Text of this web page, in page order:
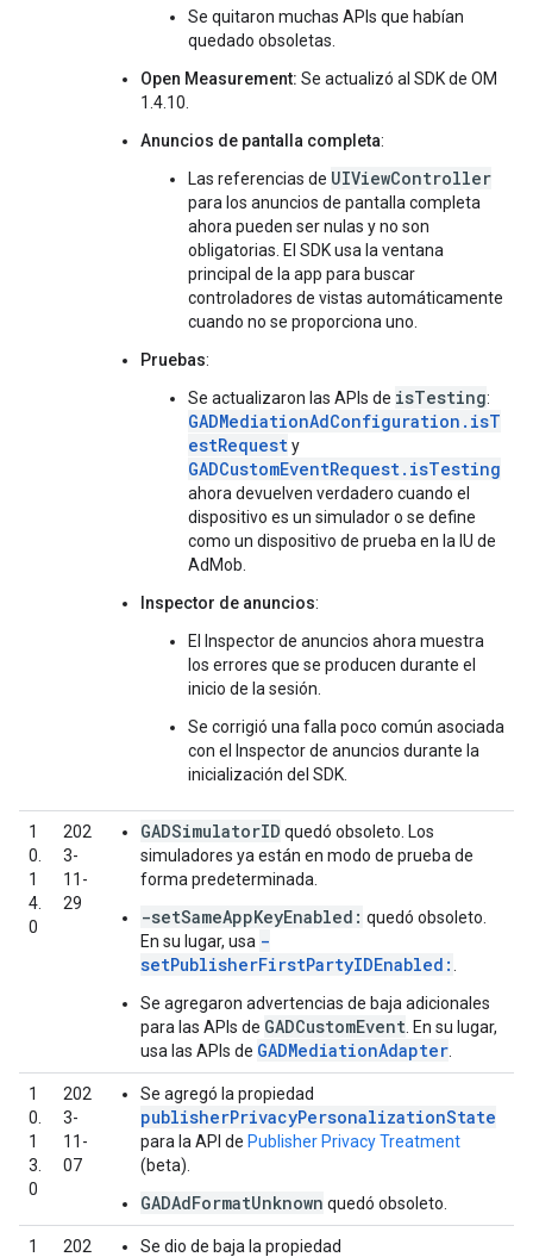
Se quitaron muchas APIs que habían
quedado obsoletas.
Open Measurement: Se actualizó al SDK de OM
1.4.10.
Anuncios de pantalla completa:
Las referencias de UIViewController
para los anuncios de pantalla completa
ahora pueden ser nulas y no son
obligatorias. El SDK usa la ventana
principal de la app para buscar
controladores de vistas automáticamente
cuando no se proporciona uno.
Pruebas:
Se actualizaron las APIs de isTesting:
GADMediationAdConfiguration.isT
estRequesty
GADCustomEventRequest.isTesting
ahora devuelven verdadero cuando el
dispositivo es un simulador o se define
como un dispositivo de prueba en la IU de
AdMob.
Inspector de anuncios:
El Inspector de anuncios ahora muestra
los errores que se producen durante el
inicio de la sesión.
Se corrigió una falla poco común asociada
con el Inspector de anuncios durante la
inicialización del SDK.
1
0.
1
4.
0
202
3-
11-
29
GADSimulatorID quedó obsoleto. Los
simuladores ya están en modo de prueba de
forma predeterminada.
-setSameAppKeyEnabled: quedó obsoleto.
En su lugar, usa -
setPublisherFirstPartyIDEnabled:
Se agregaron advertencias de baja adicionales
para las APIs de GADCustomEvent . En su lugar,
usa las APIs de GADMediationAdapter
1
0.
1
3.
0
202
3-
11-
07
Se agregó la propiedad
publisherPrivacyPersonalizationState
para la API de Publisher Privacy Treatment
(beta).
GADAdFormatUnknown quedó obsoleto.
1
202
Se dio de baja la propiedad